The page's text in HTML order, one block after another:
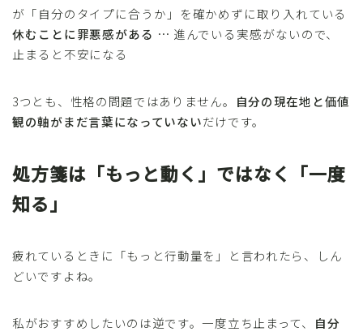
が「自分のタイプに合うか」を確かめずに取り入れている
休むことに罪悪感がある … 進んでいる実感がないので、
止まると不安になる
3つとも、性格の問題ではありません。
自分の現在地と価値
観の軸がまだ言葉になっていないだけです。
処方箋は「もっと動く」ではなく「一度
知る」
疲れているときに「もっと行動量を」と言われたら、しん
どいですよね。
私がおすすめしたいのは逆です。一度立ち止まって、
自分